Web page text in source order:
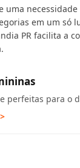
uma necessidade
em um só
PR facilita a
perfeitas para o